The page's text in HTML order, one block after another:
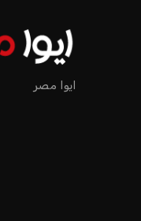
عمر إبراهيم